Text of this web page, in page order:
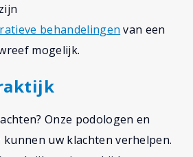
behandelingen van een
mogelijk.
Onze podologen en
uw klachten verhelpen.